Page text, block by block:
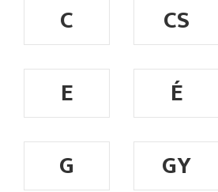
C
CS
E
É
G
GY